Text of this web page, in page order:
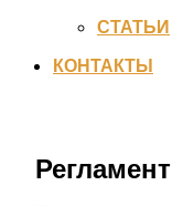
СТАТЬИ
КОНТАКТЫ
Регламент